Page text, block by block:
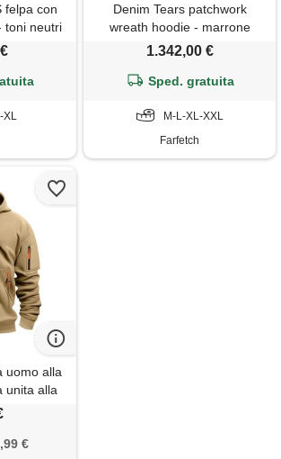
felpa con
toni neutri
XL
Denim Tears patchwork
wreath hoodie - marrone
1.342,00 €
Sped. gratuita
M-L-XL-XXL
Farfetch
uomo alla
unita alla
cerniera
€